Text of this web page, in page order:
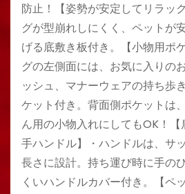
防止！【姿勢が安定してリラッ
グが型崩れしにくく、ペットが
げる底敷き板付き。【小物用ポ
グの左側面には、お気に入りの
ッシュ、マナーウェアの持ち歩
ケット付き。背面側ポケットは
ん用の小物入れにしてもOK！
手ハンドル】・ハンドルは、サ
長さに設計。持ち運び時に手の
くいハンドルカバー付き。【ペ